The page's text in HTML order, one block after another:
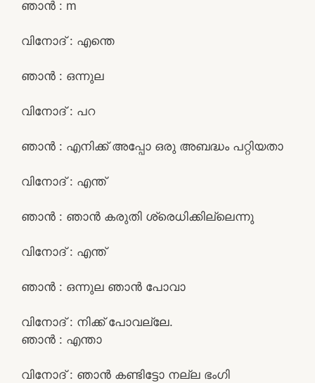
ഞാൻ : m
വിനോദ് : എന്തെ
ഞാൻ : ഒന്നുല
വിനോദ് : പറ
ഞാൻ : എനിക്ക് അപ്പോ ഒരു അബദ്ധം പറ്റിയതാ
വിനോദ് : എന്ത്
ഞാൻ : ഞാൻ കരുതി ശ്രെധിക്കില്ലെന്നു
വിനോദ് : എന്ത്
ഞാൻ : ഒന്നുല ഞാൻ പോവാ
വിനോദ് : നിക്ക് പോവല്ലേ.
ഞാൻ : എന്താ
വിനോദ് : ഞാൻ കണ്ടിട്ടോ നല്ല ഭംഗി